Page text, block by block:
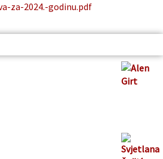
za-2024.-godinu.pdf